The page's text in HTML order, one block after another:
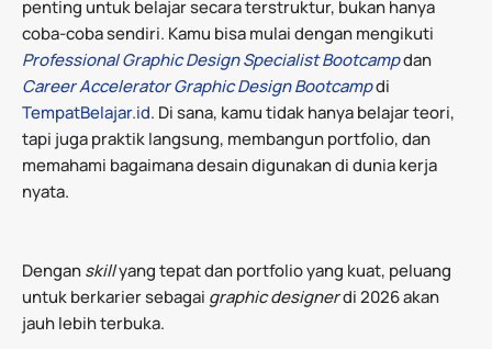
penting untuk belajar secara terstruktur, bukan hanya
coba-coba sendiri. Kamu bisa mulai dengan mengikuti
Professional Graphic Design Specialist Bootcampdan
Career Accelerator Graphic Design Bootcampdi
TempatBelajar.id. Di sana, kamu tidak hanya belajar teori,
tapi juga praktik langsung, membangun portfolio, dan
memahami bagaimana desain digunakan di dunia kerja
nyata.
Denganskillyang tepat dan portfolio yang kuat, peluang
untuk berkarier sebagai graphic designerdi 2026 akan
jauh lebih terbuka.